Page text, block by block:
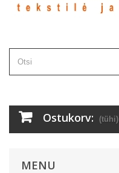
Ostukorv: (tühi)
MENU